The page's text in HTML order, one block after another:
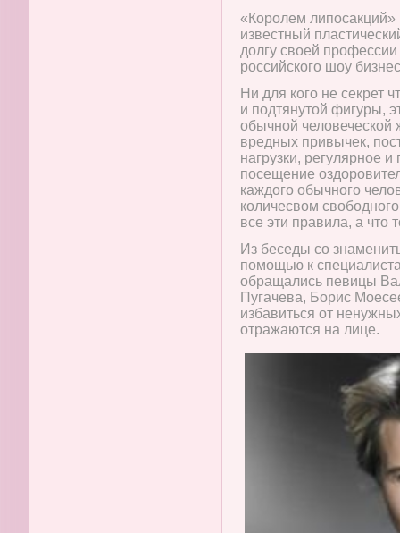
«Королем липосакций»
известный
долгу своей
российского шоу
Ни для кого не секрет
и подтянутой фигуры,
обычной человеческой
вредных привычек,
нагрузки, регулярное
посещение
каждого обычного
количесвом
все эти правила, а что
Из беседы со
помощью к
обращались певицы
Пугачева, Борис
избавиться от
отражаются на лице.